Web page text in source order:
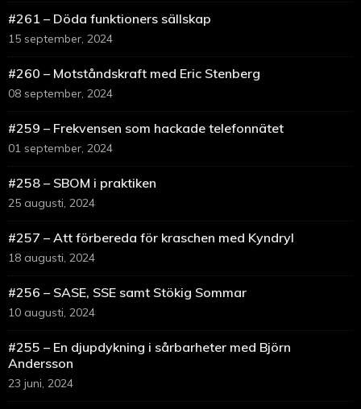
#261 – Döda funktioners sällskap
15 september, 2024
#260 – Motståndskraft med Eric Stenberg
08 september, 2024
#259 – Frekvensen som hackade telefonnätet
01 september, 2024
#258 – SBOM i praktiken
25 augusti, 2024
#257 – Att förbereda för kraschen med Kyndryl
18 augusti, 2024
#256 – SASE, SSE samt Stökig Sommar
10 augusti, 2024
#255 – En djupdykning i sårbarheter med Björn
Andersson
23 juni, 2024